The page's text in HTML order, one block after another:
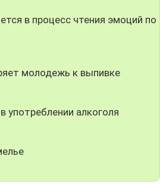
в процесс чтения эмоций по
молодежь к выпивке
употреблении алкоголя